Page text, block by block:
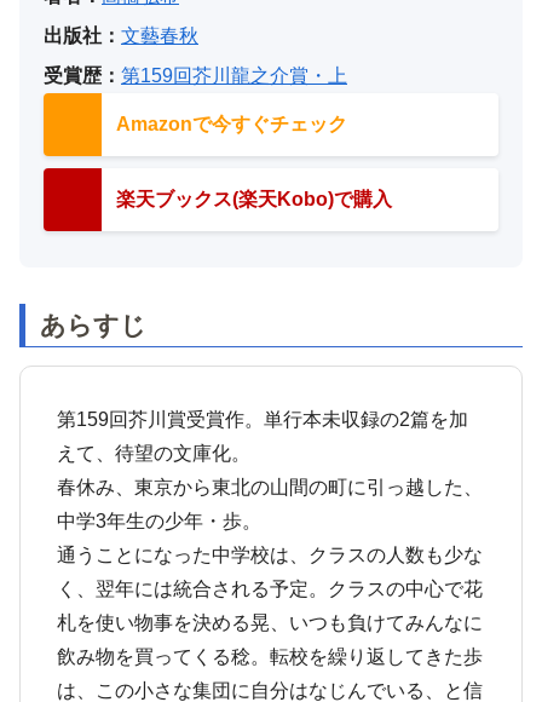
出版社： 文藝春秋
受賞歴： 第159回芥川龍之介賞・上
Amazonで今すぐチェック
楽天ブックス(楽天Kobo)で購入
あらすじ
第159回芥川賞受賞作。単行本未収録の2篇を加
えて、待望の文庫化。
春休み、東京から東北の山間の町に引っ越した、
中学3年生の少年・歩。
通うことになった中学校は、クラスの人数も少な
く、翌年には統合される予定。クラスの中心で花
札を使い物事を決める晃、いつも負けてみんなに
飲み物を買ってくる稔。転校を繰り返してきた歩
は、この小さな集団に自分はなじんでいる、と信